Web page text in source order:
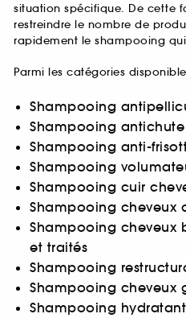
situation spécifique. De cette
restreindre le nombre de
rapidement le shampooing
Parmi les catégories
Shampooing
Shampooing antichute
Shampooing anti-
Shampooing
Shampooing cuir
Shampooing cheveux
Shampooing cheveux
et traités
Shampooing
Shampooing cheveux
Shampooing